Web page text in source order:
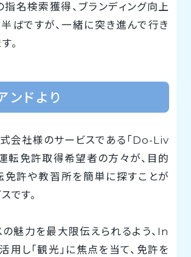
名検索獲得、ブランディング向上
ばですが、一緒に突き進んで行き
。
ンドより
会社様のサービスである「Do-Liv
転免許取得希望者の方々が、目的
免許や教習所を簡単に探すことが
です。
魅力を最大限伝えられるよう、In
し「観光」に焦点を当て、免許を